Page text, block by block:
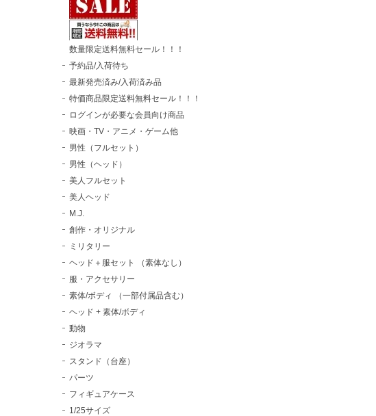
数量限定送料無料セール！！！
予約品/入荷待ち
最新発売済み/入荷済み品
特価商品限定送料無料セール！！！
ログインが必要な会員向け商品
映画・TV・アニメ・ゲーム他
男性（フルセット）
男性（ヘッド）
美人フルセット
美人ヘッド
M.J.
創作・オリジナル
ミリタリー
ヘッド＋服セット （素体なし）
服・アクセサリー
素体/ボディ （一部付属品含む）
ヘッド + 素体/ボディ
動物
ジオラマ
スタンド（台座）
パーツ
フィギュアケース
1/25サイズ